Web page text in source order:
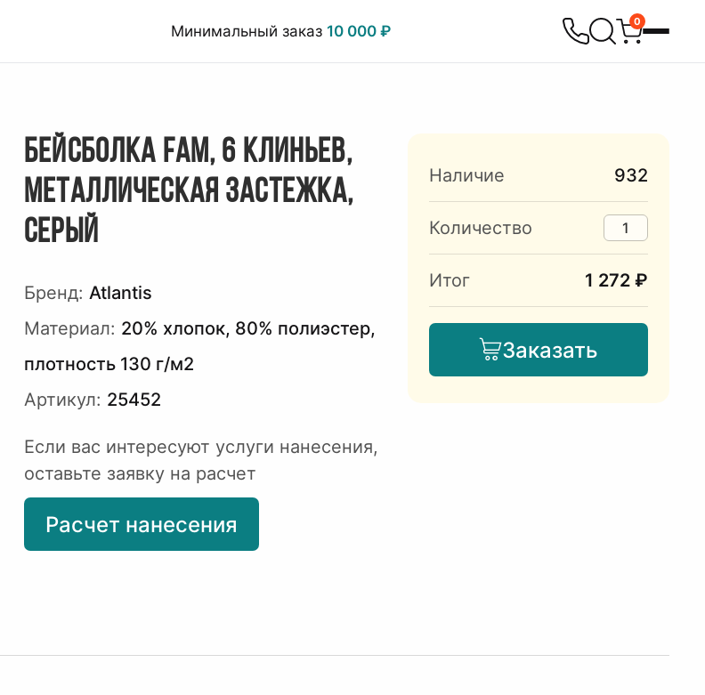
Минимальный заказ 10 000 ₽
0
БЕЙСБОЛКА FAM, 6 КЛИНЬЕВ,
МЕТАЛЛИЧЕСКАЯ ЗАСТЕЖКА,
СЕРЫЙ
Бренд: Atlantis
Материал: 20% хлопок, 80% полиэстер,
плотность 130 г/м2
Артикул: 25452
Если вас интересуют услуги нанесения,
оставьте заявку на расчет
Расчет нанесения
Наличие 932
Количество
Итог 1 272 ₽
Заказать